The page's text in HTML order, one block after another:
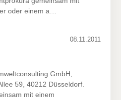
oder einem a…
08.11.2011
GmbH,
59, 40212 Düsseldorf.
mit einem